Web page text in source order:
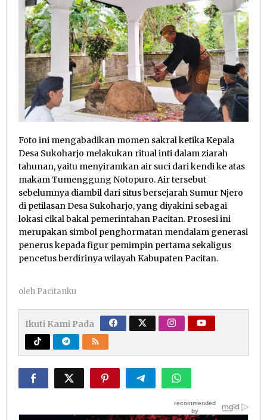
Foto ini mengabadikan momen sakral ketika Kepala
Desa Sukoharjo melakukan ritual inti dalam ziarah
tahunan, yaitu menyiramkan air suci dari kendi ke atas
makam Tumenggung Notopuro. Air tersebut
sebelumnya diambil dari situs bersejarah Sumur Njero
di petilasan Desa Sukoharjo, yang diyakini sebagai
lokasi cikal bakal pemerintahan Pacitan. Prosesi ini
merupakan simbol penghormatan mendalam generasi
penerus kepada figur pemimpin pertama sekaligus
pencetus berdirinya wilayah Kabupaten Pacitan.
oleh Pacitanku
Ikuti Kami Pada